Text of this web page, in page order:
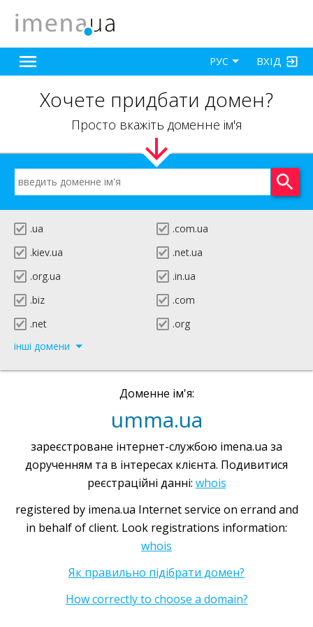
ВХІД
РУС
Хочете придбати домен?
Просто вкажіть доменне ім'я
.ua
.com.ua
.kiev.ua
.net.ua
.org.ua
.in.ua
.biz
.com
.net
.org
інші домени
Доменне ім'я:
umma.ua
зареєстроване інтернет-службою imena.ua за
дорученням та в інтересах клієнта. Подивитися
реєстраційні данні: whois
registered by imena.ua Internet service on errand and
in behalf of client. Look registrations information:
whois
Як правильно підібрати домен?
How correctly to choose a domain?